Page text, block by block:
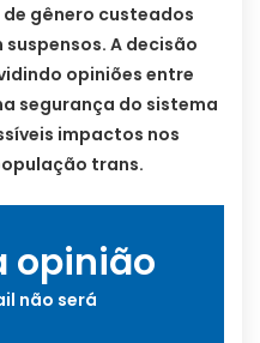
gênero custeados
A decisão
opiniões entre
segurança do sistema
impactos nos
trans.
opinião
não será